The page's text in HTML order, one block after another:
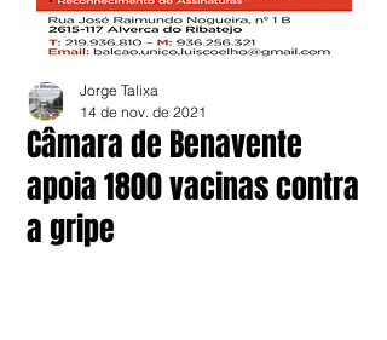
Câmara de Benavente
apoia 1800 vacinas contra
a gripe
Jorge Talixa
14 de nov. de 2021